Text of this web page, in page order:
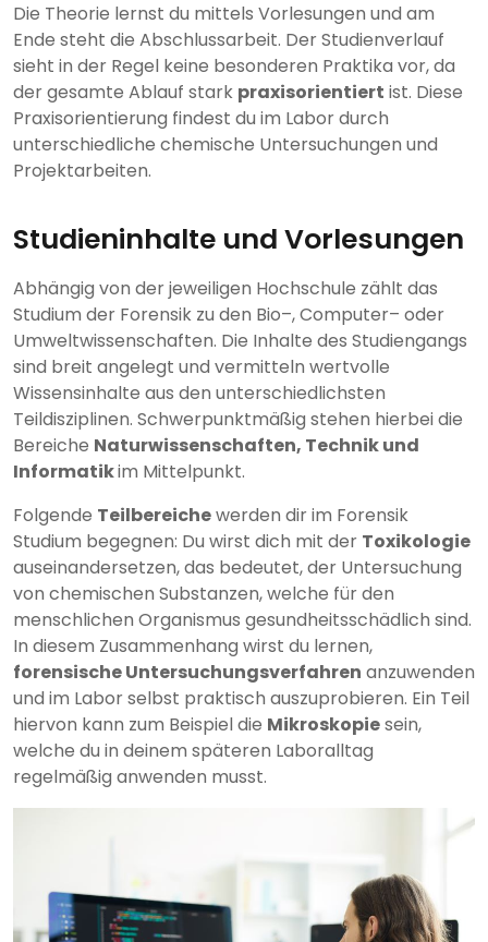
Die Theorie lernst du mittels Vorlesungen und am
Ende steht die Abschlussarbeit. Der Studienverlauf
sieht in der Regel keine besonderen Praktika vor, da
der gesamte Ablauf stark praxisorientiert ist. Diese
Praxisorientierung findest du im Labor durch
unterschiedliche chemische Untersuchungen und
Projektarbeiten.
Studieninhalte und Vorlesungen
Abhängig von der jeweiligen Hochschule zählt das
Studium der Forensik zu den Bio–, Computer– oder
Umweltwissenschaften. Die Inhalte des Studiengangs
sind breit angelegt und vermitteln wertvolle
Wissensinhalte aus den unterschiedlichsten
Teildisziplinen. Schwerpunktmäßig stehen hierbei die
Bereiche Naturwissenschaften, Technik und
Informatikim Mittelpunkt.
Folgende Teilbereichewerden dir im Forensik
Studium begegnen: Du wirst dich mit der Toxikologie
auseinandersetzen, das bedeutet, der Untersuchung
von chemischen Substanzen, welche für den
menschlichen Organismus gesundheitsschädlich sind.
In diesem Zusammenhang wirst du lernen,
forensische Untersuchungsverfahren anzuwenden
und im Labor selbst praktisch auszuprobieren. Ein Teil
hiervon kann zum Beispiel die Mikroskopiesein,
welche du in deinem späteren Laboralltag
regelmäßig anwenden musst.